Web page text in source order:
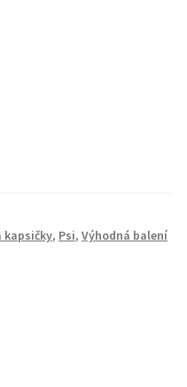
kapsičky, Psi,Výhodná balení